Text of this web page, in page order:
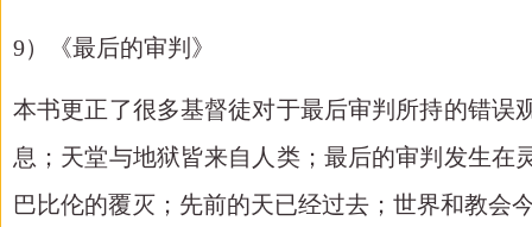
9）《最后的审判》
本书更正了很多基督徒对于最后审判所持的错误
息；天堂与地狱皆来自人类；最后的审判发生
巴比伦的覆灭；先前的天已经过去；世界和教会